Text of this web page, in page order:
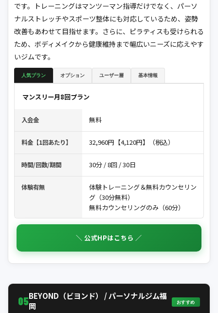
です。トレーニングはマンツーマン指導だけでなく、パーソ
ナルストレッチやスポーツ整体にも対応しているため、姿勢
改善もあわせて目指せます。さらに、ピラティスも受けられる
ため、ボディメイクから健康維持まで幅広いニーズに応えやす
いジムです。
人気プラン オプション ユーザー層 基本情報
マンスリー月8回プラン
入会金 無料
料金【1回あたり】 32,960円【4,120円】（税込）
時間/回数/期間 30分 / 8回 / 30日
体験有無
体験トレーニング＆無料カウンセリン
グ（30分無料）
無料カウンセリングのみ（60分）
＼ 公式HPはこちら ／
05BEYOND（ビヨンド） / パーソナルジム福
岡
おすすめ